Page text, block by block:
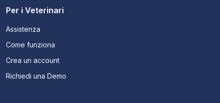
Per i Veterinari
Assistenza
Come funziona
Crea un account
Richiedi una Demo